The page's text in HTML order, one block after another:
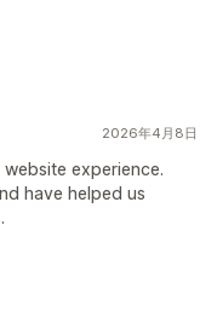
2026年4月8日
experience.
have helped us